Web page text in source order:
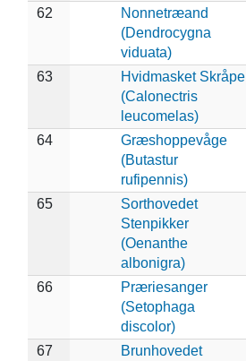
62
Nonnetræand
(Dendrocygna
viduata)
63
Hvidmasket Skråpe
(Calonectris
leucomelas)
64
Græshoppevåge
(Butastur
rufipennis)
65
Sorthovedet
Stenpikker
(Oenanthe
albonigra)
66
Præriesanger
(Setophaga
discolor)
67
Brunhovedet